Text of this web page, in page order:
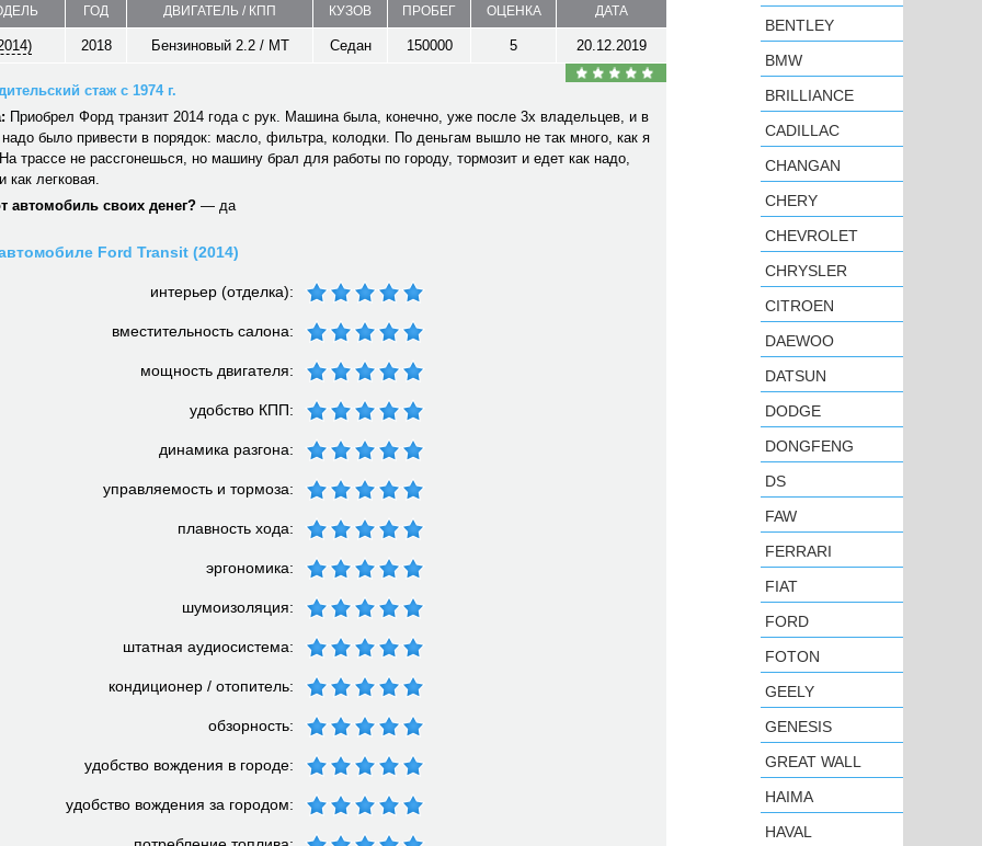
ГОД ДВИГАТЕЛЬ / КПП КУЗОВ ПРОБЕГ ОЦЕНКА ДАТА
2018 Бензиновый 2.2 / MT Седан 150000 5 20.12.2019
стаж с 1974 г.
Приобрел Форд транзит 2014 года с рук. Машина была, конечно, уже после 3х владельцев, и в
надо было привести в порядок: масло, фильтра, колодки. По деньгам вышло не так много, как я
трассе не рассгонешься, но машину брал для работы по городу, тормозит и едет как надо,
как легковая.
автомобиль своих денег? — да
Ford Transit (2014)
интерьер (отделка):
вместительность салона:
мощность двигателя:
удобство КПП:
динамика разгона:
управляемость и тормоза:
плавность хода:
эргономика:
шумоизоляция:
штатная аудиосистема:
кондиционер / отопитель:
обзорность:
удобство вождения в городе:
удобство вождения за городом:
BENTLEY
BMW
BRILLIANCE
CADILLAC
CHANGAN
CHERY
CHEVROLET
CHRYSLER
CITROEN
DAEWOO
DATSUN
DODGE
DONGFENG
DS
FAW
FERRARI
FIAT
FORD
FOTON
GEELY
GENESIS
GREAT WALL
HAIMA
HAVAL